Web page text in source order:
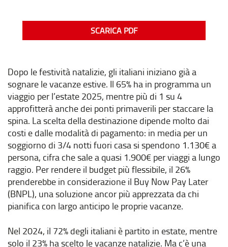
SCARICA PDF
Dopo le festività natalizie, gli italiani iniziano già a
sognare le vacanze estive. Il 65% ha in programma un
viaggio per l’estate 2025, mentre più di 1 su 4
approfitterà anche dei ponti primaverili per staccare la
spina. La scelta della destinazione dipende molto dai
costi e dalle modalità di pagamento: in media per un
soggiorno di 3/4 notti fuori casa si spendono 1.130€ a
persona, cifra che sale a quasi 1.900€ per viaggi a lungo
raggio. Per rendere il budget più flessibile, il 26%
prenderebbe in considerazione il Buy Now Pay Later
(BNPL), una soluzione ancor più apprezzata da chi
pianifica con largo anticipo le proprie vacanze.
Nel 2024, il 72% degli italiani è partito in estate, mentre
solo il 23% ha scelto le vacanze natalizie. Ma c’è una